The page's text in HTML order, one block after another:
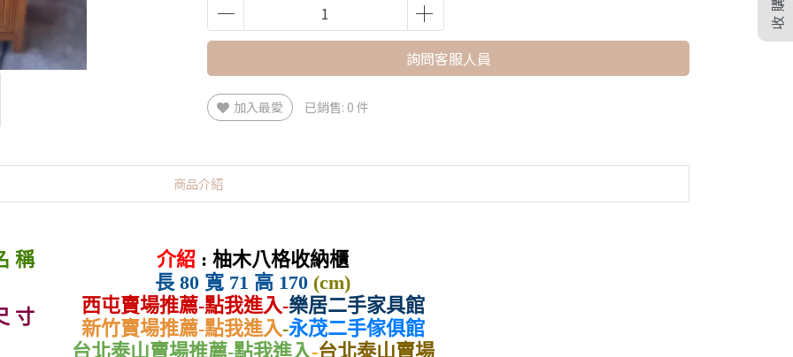
詢問客服人員
加入最愛 已銷售: 0 件
商品介紹
稱 介紹 : 柚木八格收納櫃
寸
長 80 寬 71 高 170 (cm)
西屯賣場推薦-點我進入-樂居二手家具館
新竹賣場推薦-點我進入-永茂二手傢俱館
台北泰山賣場推薦-點我進入-台北泰山賣場